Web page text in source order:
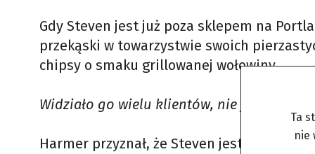
Gdy Steven jest już poza sklepem na
przekąski w towarzystwie swoich
chipsy o smaku grillowanej wołowiny.
Widziało go wielu klientów, nie jest
Harmer przyznał, że Steven jest irytujący,
Ta
nie